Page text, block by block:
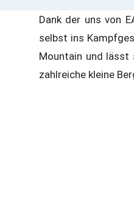
Dank der uns von
selbst ins
Mountain und lässt
zahlreiche kleine